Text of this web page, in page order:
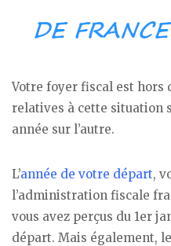
Votre foyer fiscal est hors
relatives à cette situation
année sur l’autre.
L’année de votre départ,
l’administration fiscale
vous avez perçus du 1er
départ. Mais également,